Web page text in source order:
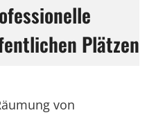
Plätzen
von